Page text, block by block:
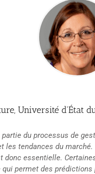
Université d'État
du processus de
les tendances du
donc essentielle.
permet des